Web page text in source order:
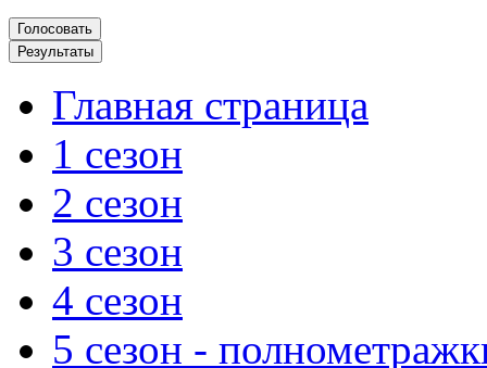
Главная страница
1 сезон
2 сезон
3 сезон
4 сезон
5 сезон -